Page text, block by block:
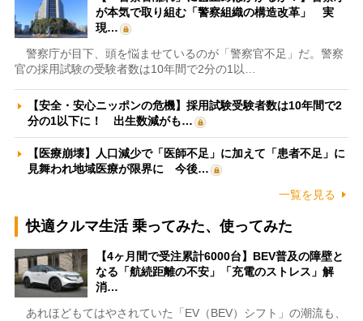
が本気で取り組む「警察組織の構造改革」 実
現…
警察庁が目下、頭を悩ませているのが「警察官不足」だ。警察
官の採用試験の受験者数は10年間で2分の1以…
【安全・安心ニッポンの危機】採用試験受験者数は10年間で2
分の1以下に！ 出生数減がも…
【医療崩壊】人口減少で「医師不足」に加えて「患者不足」に
見舞われ地域医療が限界に 今後…
一覧を見る
快適クルマ生活 乗ってみた、使ってみた
【4ヶ月間で受注累計6000台】BEV普及の障壁と
なる「航続距離の不安」「充電のストレス」解
消…
あれほどもてはやされていた「EV（BEV）シフト」の潮流も、